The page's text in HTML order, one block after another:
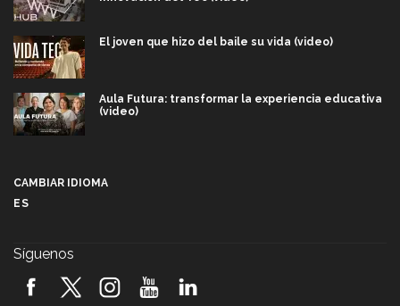
El joven que hizo del baile su vida (video)
Aula Futura: transformar la experiencia educativa
(video)
2026! (video)
CAMBIAR IDIOMA
ES
Síguenos